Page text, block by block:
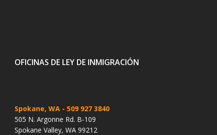
OFICINAS DE LEY DE INMIGRACIÓN
Spokane, WA - 509 927 3840
505 N. Argonne Rd. B-109
Spokane Valley, WA 99212